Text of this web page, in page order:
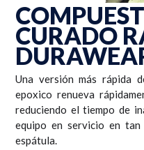
CURADO
Una versión más rápida
epoxico renueva
reduciendo el tiempo de
equipo en servicio en
espátula.